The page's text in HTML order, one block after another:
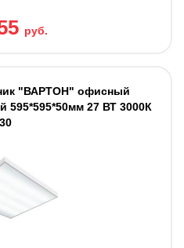
руб.
"ВАРТОН" офисный
595*595*50мм 27 ВТ 3000К